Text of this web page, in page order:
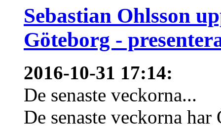
Sebastian Ohlsson
Göteborg -
2016-10-31 17:14:
De senaste veckorna...
De senaste veckorna